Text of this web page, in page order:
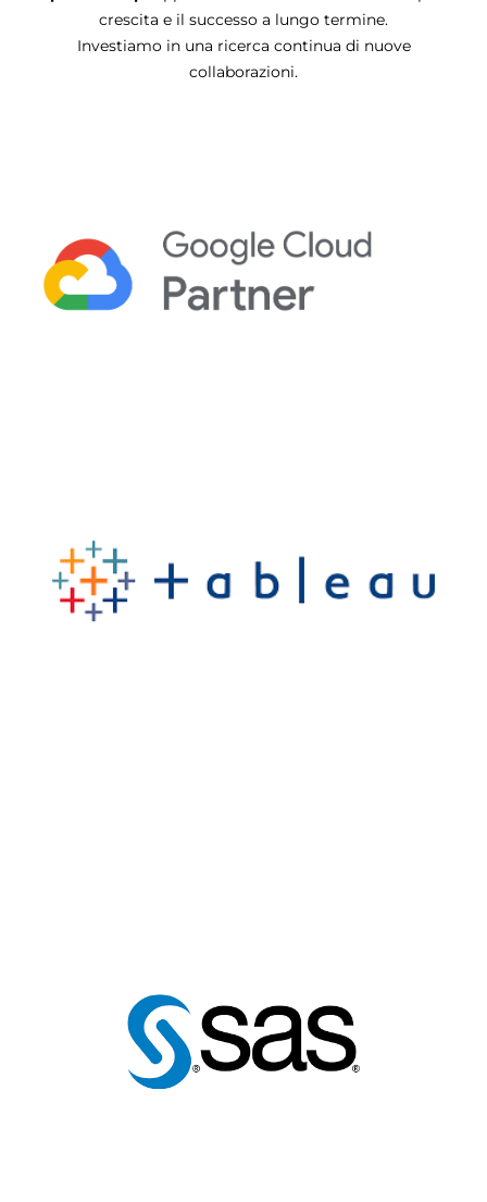
crescita e il successo a lungo termine.
Investiamo in una ricerca continua di nuove
collaborazioni.